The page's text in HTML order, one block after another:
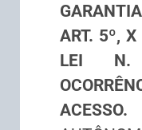
ART. 5º,
LEI N.
ACESSO.